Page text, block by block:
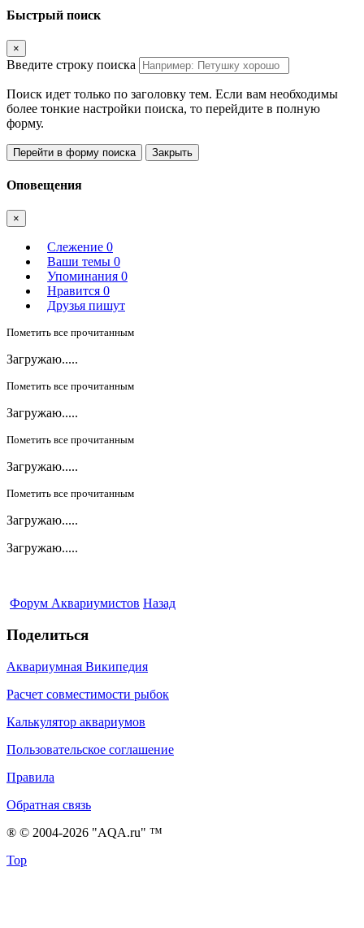
Быстрый поиск
×
Введите строку поиска
Поиск идет только по заголовку тем. Если вам необходимы
более тонкие настройки поиска, то перейдите в полную
форму.
Перейти в форму поиска Закрыть
Оповещения
×
Слежение 0
Ваши темы 0
Упоминания 0
Нравится 0
Друзья пишут
Пометить все прочитанным
Загружаю.....
Пометить все прочитанным
Загружаю.....
Пометить все прочитанным
Загружаю.....
Пометить все прочитанным
Загружаю.....
Загружаю.....
Форум Аквариумистов Назад
Поделиться
Аквариумная Википедия
Расчет совместимости рыбок
Калькулятор аквариумов
Пользовательское соглашение
Правила
Обратная связь
® © 2004-2026 "AQA.ru" ™
Top